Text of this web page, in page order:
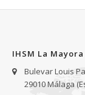
IHSM La Mayora
Bulevar Louis
29010 Málaga